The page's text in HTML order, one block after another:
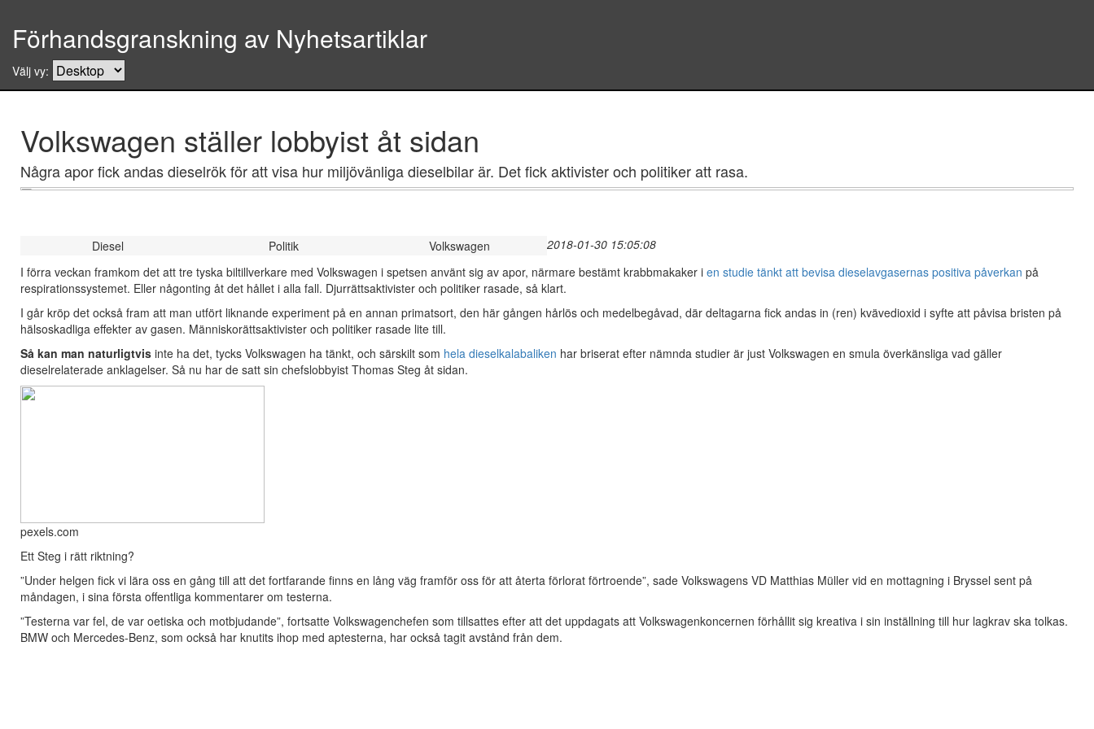
Förhandsgranskning av Nyhetsartiklar
Välj vy:
Volkswagen ställer lobbyist åt sidan
Några apor fick andas dieselrök för att visa hur miljövänliga dieselbilar är. Det fick aktivister och politiker att rasa.
2018-01-30 15:05:08
Diesel Politik
Volkswagen
I förra veckan framkom det att tre tyska biltillverkare med Volkswagen i spetsen använt sig av apor, närmare bestämt krabbmakaker i en studie tänkt att bevisa dieselavgasernas positiva påverkan på
respirationssystemet. Eller någonting åt det hållet i alla fall. Djurrättsaktivister och politiker rasade, så klart.
I går kröp det också fram att man utfört liknande experiment på en annan primatsort, den här gången hårlös och medelbegåvad, där deltagarna fick andas in (ren) kvävedioxid i syfte att påvisa bristen på
hälsoskadliga effekter av gasen. Människorättsaktivister och politiker rasade lite till.
Så kan man naturligtvis inte ha det, tycks Volkswagen ha tänkt, och särskilt som hela dieselkalabaliken har briserat efter nämnda studier är just Volkswagen en smula överkänsliga vad gäller
dieselrelaterade anklagelser. Så nu har de satt sin chefslobbyist Thomas Steg åt sidan.
pexels.com
Ett Steg i rätt riktning?
”Under helgen fick vi lära oss en gång till att det fortfarande finns en lång väg framför oss för att återta förlorat förtroende”, sade Volkswagens VD Matthias Müller vid en mottagning i Bryssel sent på
måndagen, i sina första offentliga kommentarer om testerna.
”Testerna var fel, de var oetiska och motbjudande”, fortsatte Volkswagenchefen som tillsattes efter att det uppdagats att Volkswagenkoncernen förhållit sig kreativa i sin inställning till hur lagkrav ska tolkas.
BMW och Mercedes-Benz, som också har knutits ihop med aptesterna, har också tagit avstånd från dem.